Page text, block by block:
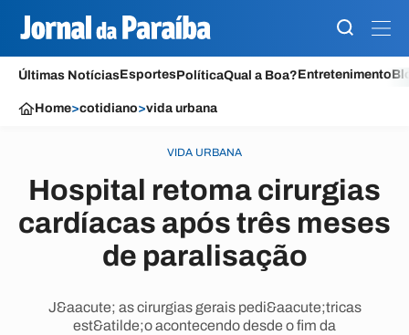
Últimas NotíciasEsportesPolíticaQual a Boa?Entretenimento
Home>cotidiano>vida urbana
VIDA URBANA
Hospital retoma cirurgias
cardíacas após três meses
de paralisação
J&aacute; as cirurgias gerais pedi&aacute;tricas
est&atilde;o acontecendo desde o fim da